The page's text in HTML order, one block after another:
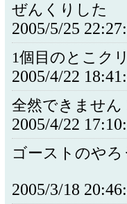
ぜんくりした
2005/5/25
1個目のとこク
2005/4/22
全然できません
2005/4/22
ゴーストのや
2005/3/18